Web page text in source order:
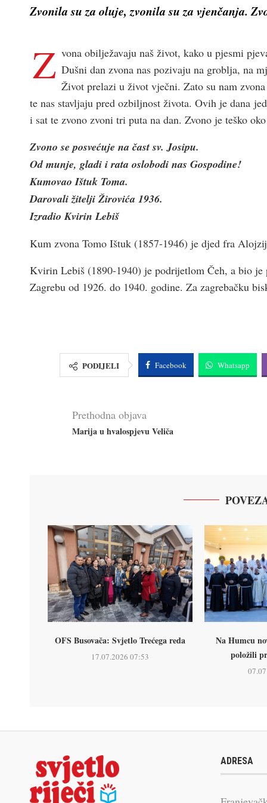
Zvonila su za oluje, zvonila su za vjenčanja.
Z vona obilježavaju naš život, kako u pjesmi
Dušni dan zvona nas pozivaju na groblja, na
Život prelazi u život vječni. Zato su nam
te nas stavljaju pred ozbiljnost života. Ovih je dana
i sat te zvono zvoni tri puta na dan. Zvono je teško
Zvono se posvećuje na čast sv. Josipu.
Od munje, gladi i rata oslobodi nas Gospodine!
Kumovao Ištuk Toma.
Darovali žitelji Žirovića 1936.
Izradio Kvirin Lebiš
Kum zvona Tomo Ištuk (1857-1946) je djed fra
Kvirin Lebiš (1890-1940) je podrijetlom Čeh, a bio
Zagrebu od 1926. do 1940. godine. Za zagrebačku
PODIJELI Facebook Whatsapp
Prethodna objava
Marija u hvalospjevu Veliča
OFS Busovača: Svjetlo Trećega reda
17.07.2026 07:53
Na Humcu
položili
ADRESA